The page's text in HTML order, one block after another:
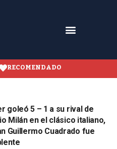
RECOMENDADO
goleó 5 – 1 a su rival de
Milán en el clásico italiano,
Guillermo Cuadrado fue